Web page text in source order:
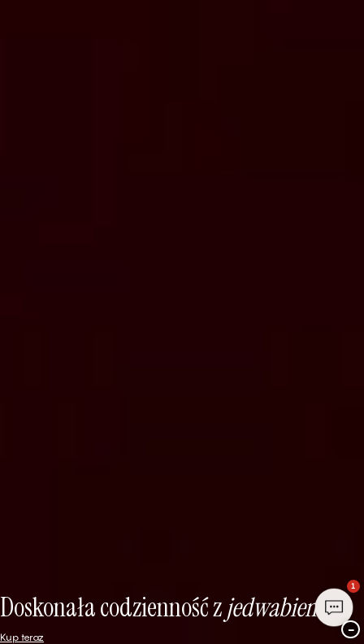
Doskonała codzienność zjedwabiem
Kup teraz
1
−